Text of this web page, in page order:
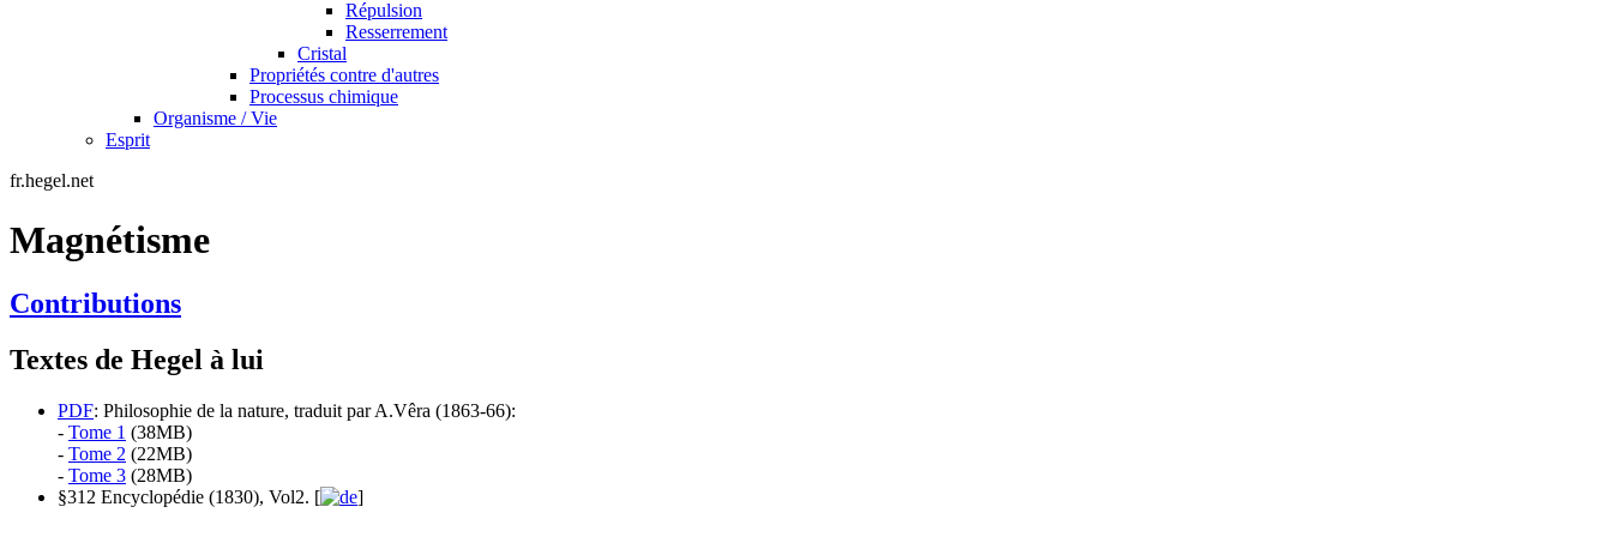
Répulsion
Resserrement
Cristal
Propriétés contre d'autres
Processus chimique
Organisme / Vie
Esprit
fr.hegel.net
Magnétisme
Contributions
Textes de Hegel à lui
PDF: Philosophie de la nature, traduit par A.Vêra (1863-66):
- Tome 1 (38MB)
- Tome 2 (22MB)
- Tome 3 (28MB)
§312 Encyclopédie (1830), Vol2. [
]